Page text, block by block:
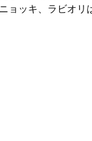
ョッキ、ラビオリ
やふっくらとした
熱を込めて作られ